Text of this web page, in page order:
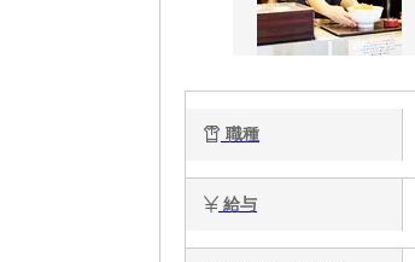
職種
給与